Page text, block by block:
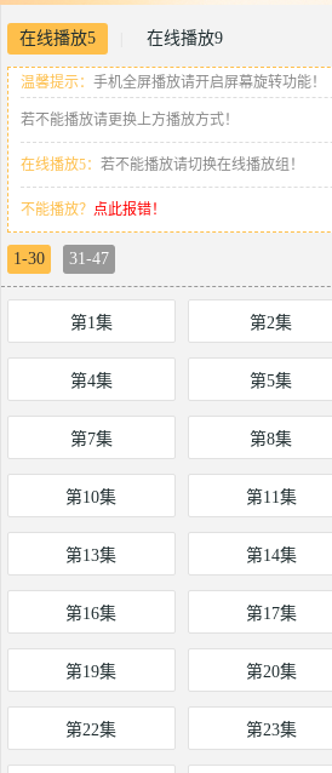
在线播放5 在线播放9
温馨提示： 手机全屏播放请开启屏幕旋转功能！
若不能播放请更换上方播放方式！
在线播放5： 若不能播放请切换在线播放组！
不能播放？ 点此报错！
1-30 31-47
第1集 第2集
第4集 第5集
第7集 第8集
第10集 第11集
第13集 第14集
第16集 第17集
第19集 第20集
第22集 第23集